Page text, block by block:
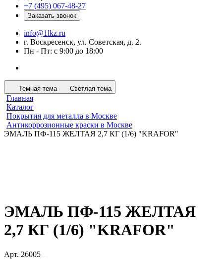
+7 (495) 067-48-27
Заказать звонок
info@1lkz.ru
г. Воскресенск, ул. Советская, д. 2.
Пн - Пт: с 9:00 до 18:00
Темная тема Светлая тема
Главная
Каталог
Покрытия для металла в Москве
Антикоррозионные краски в Москве
ЭМАЛЬ ПФ-115 ЖЕЛТАЯ 2,7 КГ (1/6) "KRAFOR"
ЭМАЛЬ ПФ-115 ЖЕЛТАЯ
2,7 КГ (1/6) "KRAFOR"
Арт. 26005